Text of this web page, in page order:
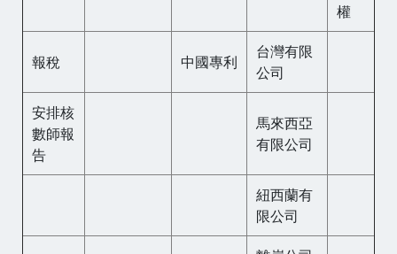
權
報稅 中國專利
台灣有限
公司
安排核
數師報
告
馬來西亞
有限公司
紐西蘭有
限公司